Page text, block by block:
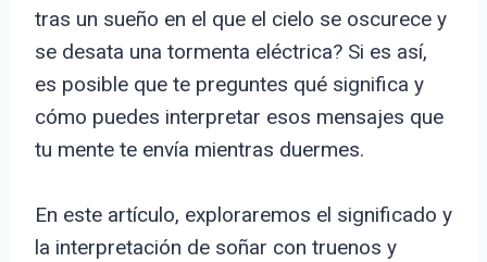
tras un sueño en el que el cielo se oscurece y
se desata una tormenta eléctrica? Si es así,
es posible que te preguntes qué significa y
cómo puedes interpretar esos mensajes que
tu mente te envía mientras duermes.
En este artículo, exploraremos el significado y
la interpretación de soñar con truenos y